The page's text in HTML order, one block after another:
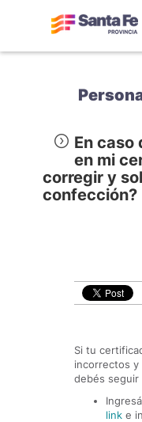
En caso
en mi
corregir y
confección?
Si tu
incorrectos y
debés seguir
link e